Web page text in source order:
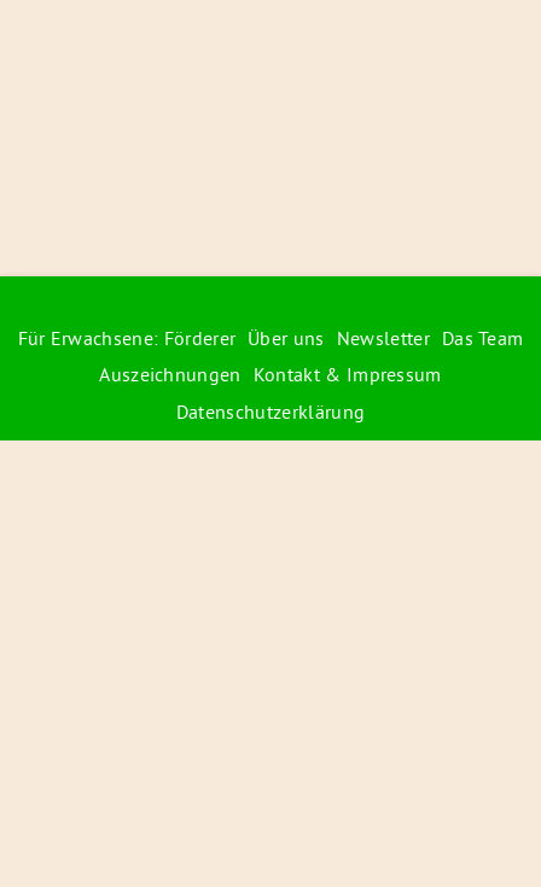
Für Erwachsene: Förderer Über uns Newsletter Das Team
Auszeichnungen
Kontakt & Impressum
Datenschutzerklärung